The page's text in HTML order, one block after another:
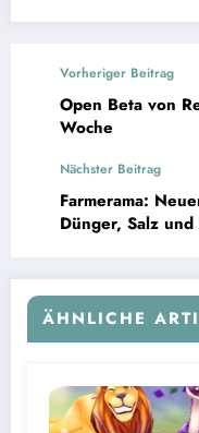
Vorheriger Beitrag
Open Beta von
Woche
Nächster Beitrag
Farmerama:
Dünger, Salz
ÄHNLICHE